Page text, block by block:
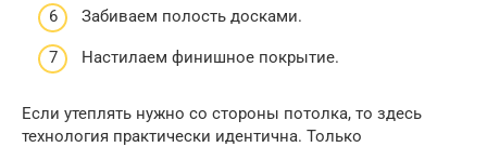
Забиваем полость досками.
Настилаем финишное покрытие.
Если утеплять нужно со стороны потолка, то здесь
технология практически идентична. Только